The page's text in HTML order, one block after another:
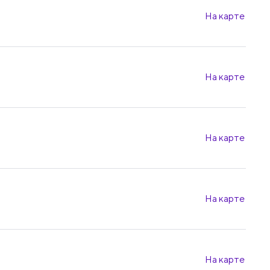
На карте
На карте
На карте
На карте
На карте